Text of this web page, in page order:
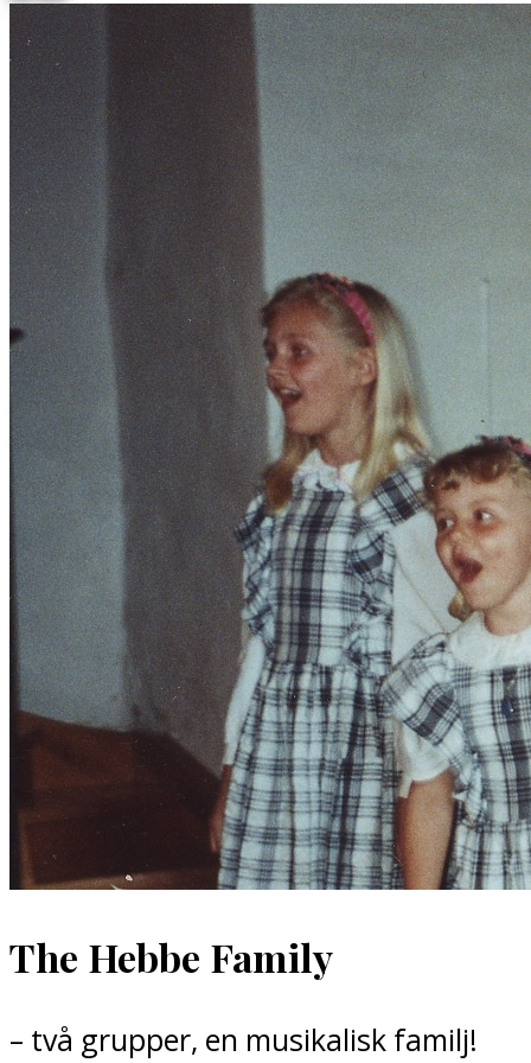
The Hebbe Family
– två grupper, en musikalisk familj!